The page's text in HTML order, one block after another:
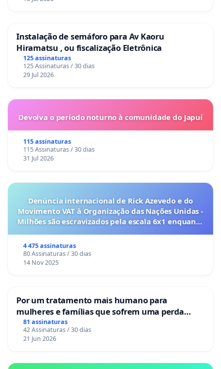
Instalação de semáforo para Av Kaoru
Hiramatsu , ou fiscalização Eletrônica
125 assinaturas
125 Assinaturas / 30 dias
29 Jul 2026
Devolva o período noturno à comunidade do Japuí
115 assinaturas
115 Assinaturas / 30 dias
31 Jul 2026
Denúncia internacional de Rick Azevedo e do
Movimento VAT à Organização das Nações Unidas -
Milhões são escravizados pela escala 6x1 enquanto
4 475 assinaturas
80 Assinaturas / 30 dias
14 Nov 2025
Por um tratamento mais humano para
mulheres e famílias que sofrem uma perda
gestacional nos hospitais portugueses
81 assinaturas
42 Assinaturas / 30 dias
21 Jun 2026